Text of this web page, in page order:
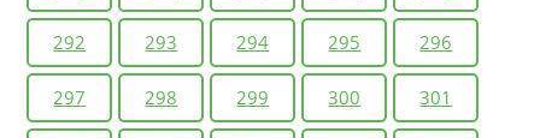
292 293 294 295 296
297 298 299 300 301